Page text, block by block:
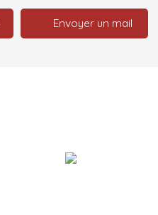
Envoyer un mail